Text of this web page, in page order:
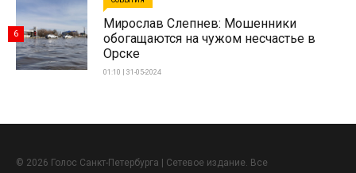
Мирослав Слепнев: Мошенники
обогащаются на чужом несчастье в
Орске
01:10 | 31-05-2024
6
© 2026 Голос Санкт-Петербурга | Сетевое издание. Все